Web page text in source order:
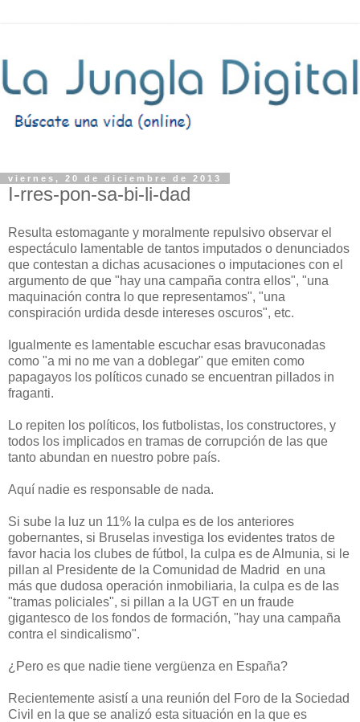
viernes, 20 de diciembre de 2013
I-rres-pon-sa-bi-li-dad
Resulta estomagante y moralmente repulsivo observar el
espectáculo lamentable de tantos imputados o denunciados
que contestan a dichas acusaciones o imputaciones con el
argumento de que "hay una campaña contra ellos", "una
maquinación contra lo que representamos", "una
conspiración urdida desde intereses oscuros", etc.
Igualmente es lamentable escuchar esas bravuconadas
como "a mi no me van a doblegar" que emiten como
papagayos los políticos cunado se encuentran pillados in
fraganti.
Lo repiten los políticos, los futbolistas, los constructores, y
todos los implicados en tramas de corrupción de las que
tanto abundan en nuestro pobre país.
Aquí nadie es responsable de nada.
Si sube la luz un 11% la culpa es de los anteriores
gobernantes, si Bruselas investiga los evidentes tratos de
favor hacia los clubes de fútbol, la culpa es de Almunia, si le
pillan al Presidente de la Comunidad de Madrid en una
más que dudosa operación inmobiliaria, la culpa es de las
"tramas policiales", si pillan a la UGT en un fraude
gigantesco de los fondos de formación, "hay una campaña
contra el sindicalismo".
¿Pero es que nadie tiene vergüenza en España?
Recientemente asistí a una reunión del Foro de la Sociedad
Civil en la que se analizó esta situación en la que es